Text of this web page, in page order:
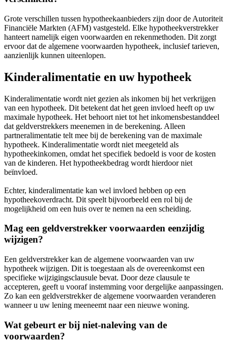
Grote verschillen tussen hypotheekaanbieders zijn door de Autoriteit
Financiële Markten (AFM) vastgesteld. Elke hypotheekverstrekker
hanteert namelijk eigen voorwaarden en rekenmethoden. Dit zorgt
ervoor dat de algemene voorwaarden hypotheek, inclusief tarieven,
aanzienlijk kunnen uiteenlopen.
Kinderalimentatie en uw hypotheek
Kinderalimentatie wordt niet gezien als inkomen bij het verkrijgen
van een hypotheek. Dit betekent dat het geen invloed heeft op uw
maximale hypotheek. Het behoort niet tot het inkomensbestanddeel
dat geldverstrekkers meenemen in de berekening. Alleen
partneralimentatie telt mee bij de berekening van de maximale
hypotheek. Kinderalimentatie wordt niet meegeteld als
hypotheekinkomen, omdat het specifiek bedoeld is voor de kosten
van de kinderen. Het hypotheekbedrag wordt hierdoor niet
beïnvloed.
Echter, kinderalimentatie kan wel invloed hebben op een
hypotheekoverdracht. Dit speelt bijvoorbeeld een rol bij de
mogelijkheid om een huis over te nemen na een scheiding.
Mag een geldverstrekker voorwaarden eenzijdig
wijzigen?
Een geldverstrekker kan de algemene voorwaarden van uw
hypotheek wijzigen. Dit is toegestaan als de overeenkomst een
specifieke wijzigingsclausule bevat. Door deze clausule te
accepteren, geeft u vooraf instemming voor dergelijke aanpassingen.
Zo kan een geldverstrekker de algemene voorwaarden veranderen
wanneer u uw lening meeneemt naar een nieuwe woning.
Wat gebeurt er bij niet-naleving van de
voorwaarden?